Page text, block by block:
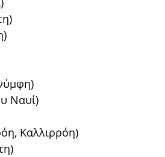
Ναυί)
Καλλιρρόη)